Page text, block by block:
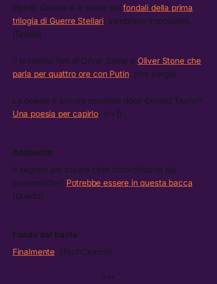
dipinti. Questa è la storia deifondali della prima
trilogia di Guerre Stellari: sembrano impossibili.
(Sploid)
Il prossimo film di Oliver Stone è Oliver Stone che
parla per quattro ore con Putin. (the Verge)
La poesia è ancora possibile dopo Donald Trump?
Una poesia per capirlo. (n+1)
Ambiente
Il segreto per creare celle fotovoltaiche più
economiche? Potrebbe essere in questa bacca.
(Quartz)
Fondo del barile
Finalmente. (TechCrunch)
***